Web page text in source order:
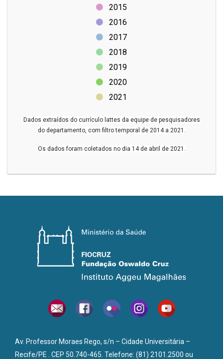
2015
2016
2017
2018
2019
2020
2021
Dados extraídos do currículo lattes da equipe de pesquisadores
do departamento, com filtro temporal de 2014 a 2021.
Os dados foram coletados no dia 14 de abril de 2021.
Av. Professor Moraes Rego, s/n – Cidade Universitária –
Recife/PE . CEP 50.740-465. Telefone: (81) 2101.2500 ou